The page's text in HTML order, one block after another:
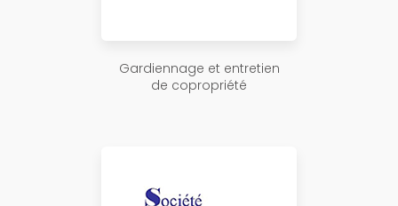
Gardiennage et entretien
de copropriété